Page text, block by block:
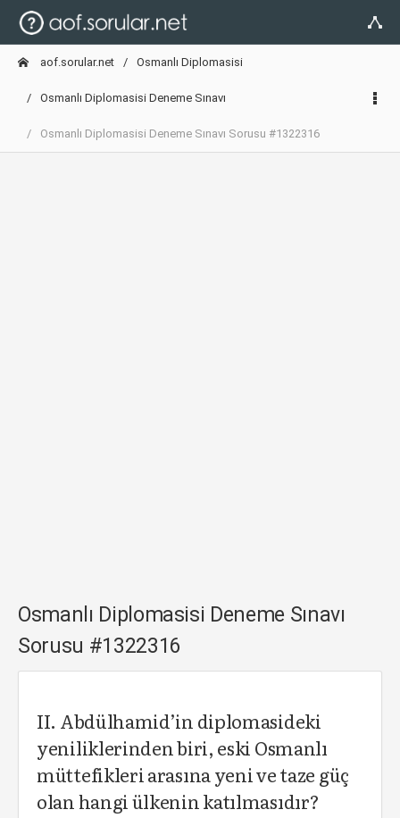
aof.sorular.net Osmanlı Diplomasisi
Osmanlı Diplomasisi Deneme Sınavı
Osmanlı Diplomasisi Deneme Sınavı Sorusu #1322316
Osmanlı Diplomasisi Deneme Sınavı
Sorusu #1322316
II. Abdülhamid’in diplomasideki
yeniliklerinden biri, eski Osmanlı
müttefikleri arasına yeni ve taze güç
olan hangi ülkenin katılmasıdır?